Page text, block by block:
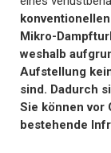
Mikro-
weshalb
Aufstellung
sind. Dadurch
Sie können vor
bestehende